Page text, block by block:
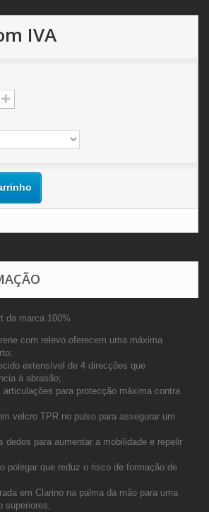
IVA
da marca 100%
com relevo oferecem uma máxima
extensível de 4 direcções que
à abrasão;
articulações para protecção máxima contra
velcro TPR no pulso para assegurar um
dedos para aumentar a mobilidade e repelir
polegar que reduz o risco de formação de
em Clarino na palma da mão para uma
superiores;